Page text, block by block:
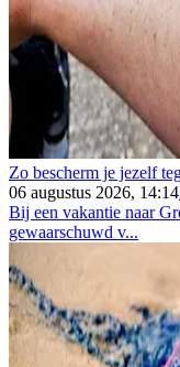
Zo bescherm je jezelf
06 augustus 2026, 14:14
Bij een vakantie naar
gewaarschuwd v...